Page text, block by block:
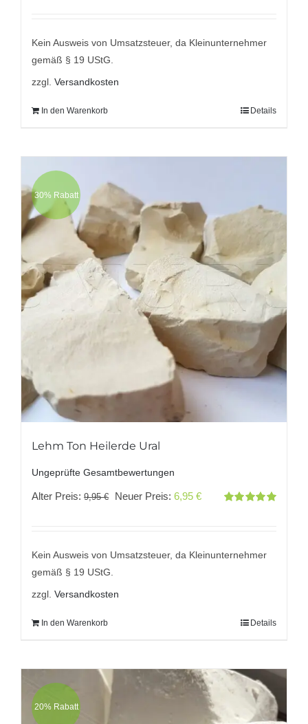
9,95 €
6,95 €.
Kein Ausweis von Umsatzsteuer, da Kleinunternehmer
gemäß § 19 UStG.
zzgl. Versandkosten
In den Warenkorb Details
30% Rabatt
Lehm Ton Heilerde Ural
Ungeprüfte Gesamtbewertungen
Alter Preis: 9,95€
Ursprünglicher
9,95 €
Neuer Preis: 6,95 €Aktueller
6,95 €.
Kein Ausweis von Umsatzsteuer, da Kleinunternehmer
gemäß § 19 UStG.
zzgl. Versandkosten
In den Warenkorb Details
20% Rabatt